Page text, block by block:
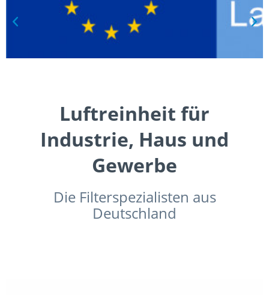
Luftreinheit für
Industrie, Haus und
Gewerbe
Die Filterspezialisten aus
Deutschland